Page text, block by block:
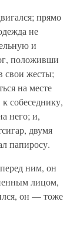
прямо
не
и
положивши
свои жесты;
на месте
собеседнику,
него; и,
двумя
папиросу.
ним, он
лицом,
он — тоже